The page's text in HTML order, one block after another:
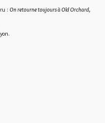
: On retourne toujours à Old Orchard,